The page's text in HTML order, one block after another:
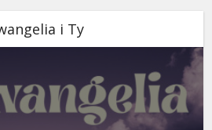
i Ty